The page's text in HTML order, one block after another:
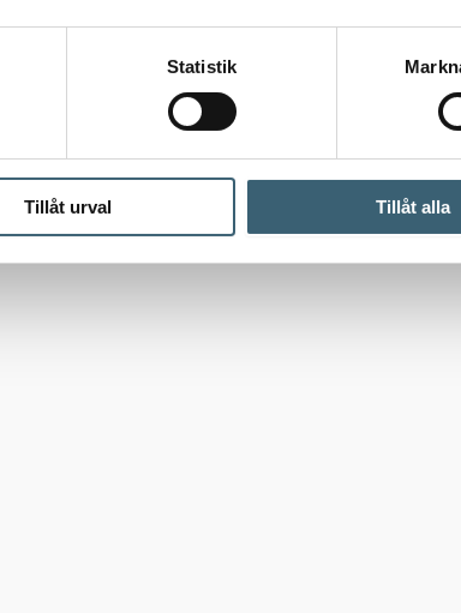
Statistik
Tillåt urval Tillåt alla
IBC-behållare/ MultiFlex Block IBC-Lock med